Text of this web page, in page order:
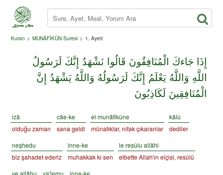
Kuran MUNÂFİKÛN Suresi 1. Ayeti
إِذَا جَاءكَ الْمُنَافِقُونَ قَالُوا نَشْهَدُ إِنَّكَ لَرَسُولُ
اللَّهِ وَاللَّهُ يَعْلَمُ إِنَّكَ لَرَسُولُهُ وَاللَّهُ يَشْهَدُ إِنَّ
الْمُنَافِقِينَ لَكَاذِبُونَ
izâ
olduğu zaman
câe-ke
sana geldi
el munâfikûne
münafıklar, nifak çıkaranlar
kâlû
dediler
neşhedu
biz şahadet ederiz
inne-ke
muhakkak ki sen
le resûlu allâhi
elbette Allah'ın elçisi, resûlü
ve allâhu
ya'lemu
inne-ke